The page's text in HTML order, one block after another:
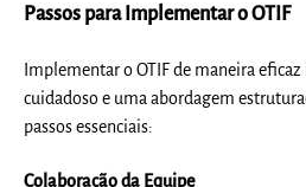
Passos para Implementar o OTIF
Implementar o OTIF de maneira
cuidadoso e uma abordagem
passos essenciais:
Colaboração da Equipe